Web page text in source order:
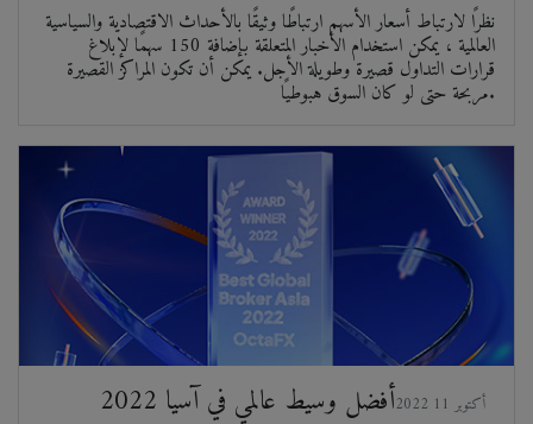
نظرًا لارتباط أسعار الأسهم ارتباطًا وثيقًا بالأحداث الاقتصادية والسياسية
العالمية ، يمكن استخدام الأخبار المتعلقة بإضافة 150 سهمًا لإبلاغ
قرارات التداول قصيرة وطويلة الأجل. يمكن أن تكون المراكز القصيرة
مربحة حتى لو كان السوق هبوطيًا.
أفضل وسيط عالمي في آسيا 2022